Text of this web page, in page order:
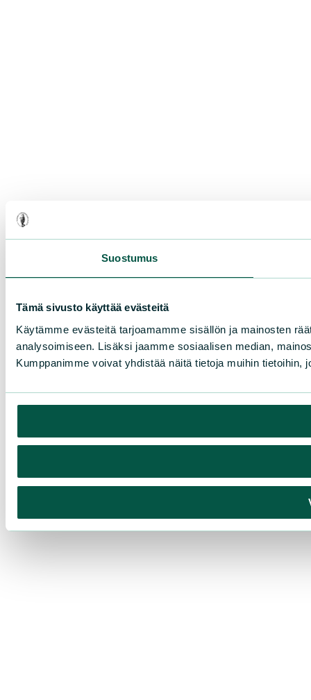
Suostumus
Tämä sivusto käyttää evästeitä
Käytämme evästeitä tarjoamamme sisällön ja mainosten
analysoimiseen. Lisäksi jaamme sosiaalisen median,
Kumppanimme voivat yhdistää näitä tietoja muihin tietoihin,